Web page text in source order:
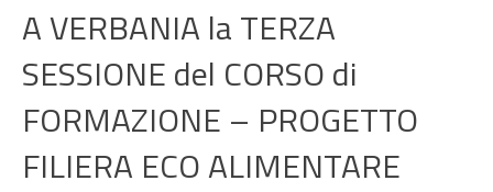
A VERBANIA la TERZA
SESSIONE del CORSO di
FORMAZIONE – PROGETTO
FILIERA ECO ALIMENTARE